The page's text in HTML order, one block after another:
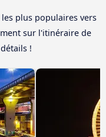
plus populaires vers
sur l'itinéraire de
!